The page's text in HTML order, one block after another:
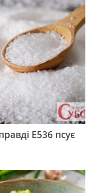
Е536 псує